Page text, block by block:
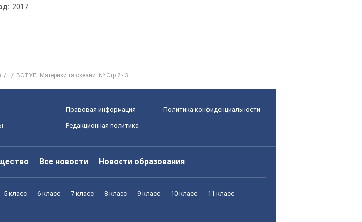
2017
ВСТУП. Материки та океани. № Стр.2 - 3
Правовая информация Политика конфиденциальности
Редакционная политика
Все новости Новости образования
5 класс 6 класс 7 класс 8 класс 9 класс 10 класс 11 класс